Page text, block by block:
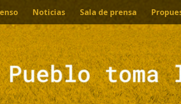
Noticias Sala de prensa